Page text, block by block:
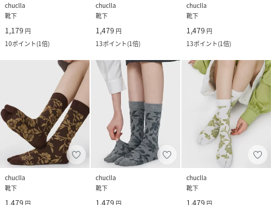
chuclla
靴下
1,179 円
10ポイント(1倍)
chuclla
靴下
1,479 円
13ポイント(1倍)
chuclla
靴下
1,479 円
13ポイント(1倍)
chuclla
靴下
1,479 円
chuclla
靴下
1,479 円
chuclla
靴下
1,479 円